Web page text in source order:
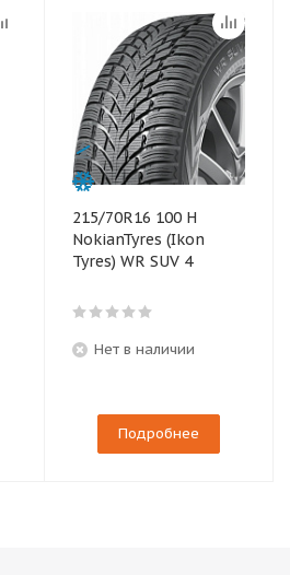
215/70R16 100 H
NokianTyres (Ikon
Tyres) WR SUV 4
Нет в наличии
Подробнее